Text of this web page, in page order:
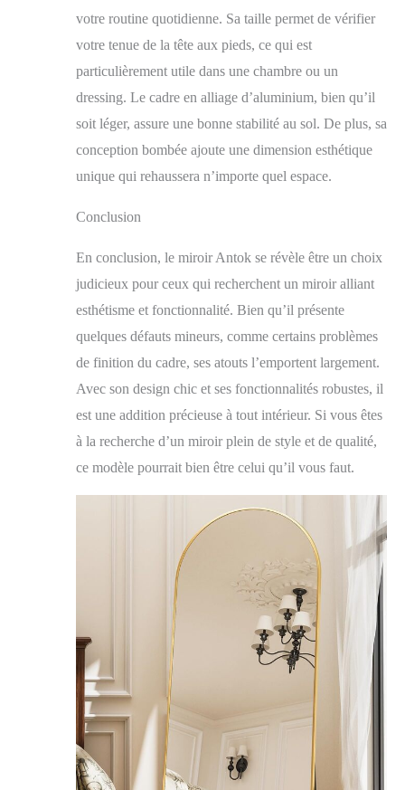
votre routine quotidienne. Sa taille permet de vérifier
votre tenue de la tête aux pieds, ce qui est
particulièrement utile dans une chambre ou un
dressing. Le cadre en alliage d’aluminium, bien qu’il
soit léger, assure une bonne stabilité au sol. De plus, sa
conception bombée ajoute une dimension esthétique
unique qui rehaussera n’importe quel espace.
Conclusion
En conclusion, le miroir Antok se révèle être un choix
judicieux pour ceux qui recherchent un miroir alliant
esthétisme et fonctionnalité. Bien qu’il présente
quelques défauts mineurs, comme certains problèmes
de finition du cadre, ses atouts l’emportent largement.
Avec son design chic et ses fonctionnalités robustes, il
est une addition précieuse à tout intérieur. Si vous êtes
à la recherche d’un miroir plein de style et de qualité,
ce modèle pourrait bien être celui qu’il vous faut.